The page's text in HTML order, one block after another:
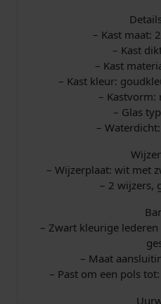
– Kast maat:
– Kast
– Kast
– Kast kleur:
– Kastvorm:
– Glas
–
– Wijzerplaat: wit met
– 2 wijzers,
– Zwart kleurige
– Maat
– Past om een pols